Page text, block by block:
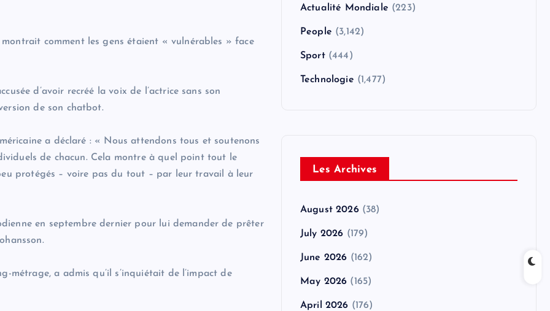
comment les gens étaient « vulnérables » face
d’avoir recréé la voix de l’actrice sans son
de son chatbot.
a déclaré : « Nous attendons tous et soutenons
de chacun. Cela montre à quel point tout le
protégés – voire pas du tout – par leur travail à leur
en septembre dernier pour lui demander de prêter
métrage, a admis qu’il s’inquiétait de l’impact de
Actualité Mondiale (223)
People (3,142)
Sport(444)
Technologie (1,477)
Les Archives
August 2026(38)
July 2026 (179)
June 2026 (162)
May 2026 (165)
April 2026 (176)